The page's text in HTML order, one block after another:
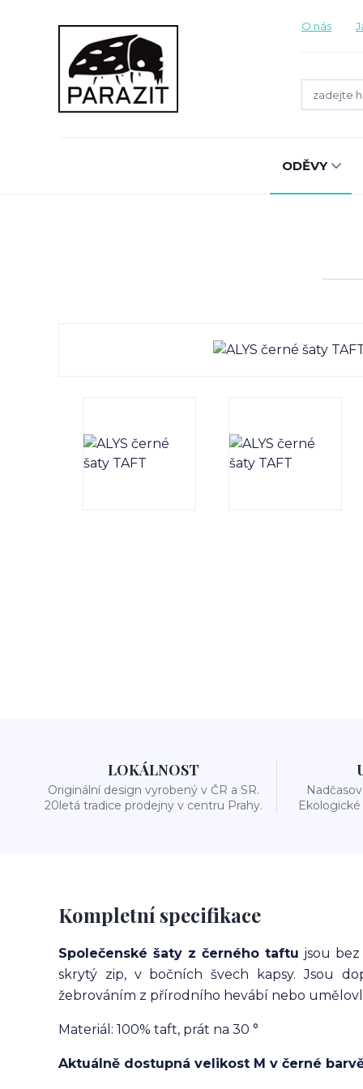
O nás
ODĚVY
LOKÁLNOST
Originální design vyrobený v ČR a SR.
20letá tradice prodejny v centru Prahy.
Kompletní specifikace
Společenské šaty z černého taftu jsou
skrytý zip, v bočních švech kapsy. Jsou
žebrováním z přírodního hevábí nebo
Materiál: 100% taft, prát na 30 °
Aktuálně dostupná velikost M v černé